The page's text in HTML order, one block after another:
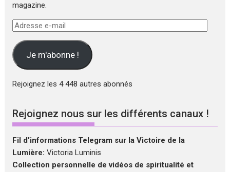
magazine.
Adresse
mail Je m'abonne !
Rejoignez les 4 448 autres abonnés
Rejoignez nous sur les différents canaux !
Fil d'informations Telegram sur la Victoire de la
Lumière: Victoria Luminis
Collection personnelle de vidéos de spiritualité et